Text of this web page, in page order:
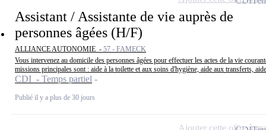
Assistant / Assistante de vie auprès de
personnes âgées (H/F)
ALLIANCE AUTONOMIE - 57 - FAMECK
Vous intervenez au domicile des personnes âgées pour effectuer les actes de la vie
missions principales sont : aide à la toilette et aux soins d'hygiène, aide aux transferts,
CDI - Temps partiel
Publié il y a plus de 30 jours
Ajouter cette offre à